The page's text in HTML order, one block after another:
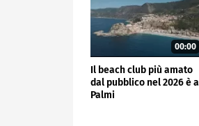
00:00
Il beach club più amato
dal pubblico nel 2026 è a
Palmi